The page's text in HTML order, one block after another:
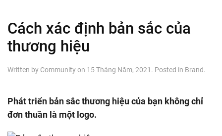
Cách xác định bản sắc của
thương hiệu
Written by Communityon 15 Tháng Năm, 2021 . Posted in Brand.
Phát triển bản sắc thương hiệu của bạn không chỉ
đơn thuần là một logo.